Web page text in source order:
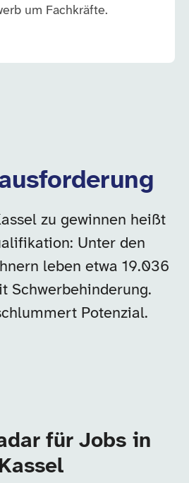
um Fachkräfte.
zu gewinnen heißt
Unter den
leben etwa 19.036
Schwerbehinderung.
Potenzial.
für Jobs in